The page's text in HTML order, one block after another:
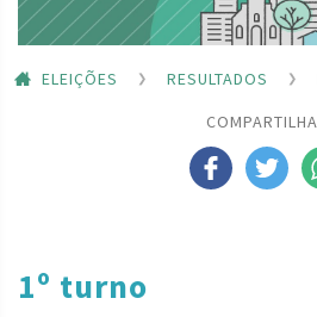
ELEIÇÕES RESULTADOS
1º turno